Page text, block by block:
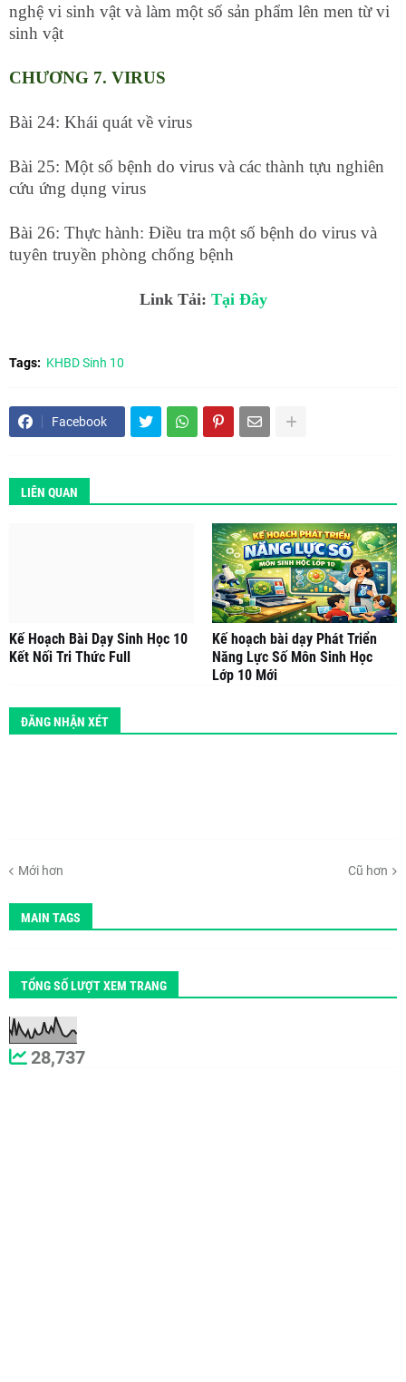
nghệ vi sinh vật và làm một số sản phẩm lên men từ vi
sinh vật
CHƯƠNG 7. VIRUS
Bài 24: Khái quát về virus
Bài 25: Một số bệnh do virus và các thành tựu nghiên
cứu ứng dụng virus
Bài 26: Thực hành: Điều tra một số bệnh do virus và
tuyên truyền phòng chống bệnh
Link Tải: Tại Đây
Tags: KHBD Sinh 10
Facebook
LIÊN QUAN
Kế Hoạch Bài Dạy Sinh Học 10
Kết Nối Tri Thức Full
Kế hoạch bài dạy Phát Triển
Năng Lực Số Môn Sinh Học
Lớp 10 Mới
ĐĂNG NHẬN XÉT
Mới hơn Cũ hơn
MAIN TAGS
TỔNG SỐ LƯỢT XEM TRANG
28,737